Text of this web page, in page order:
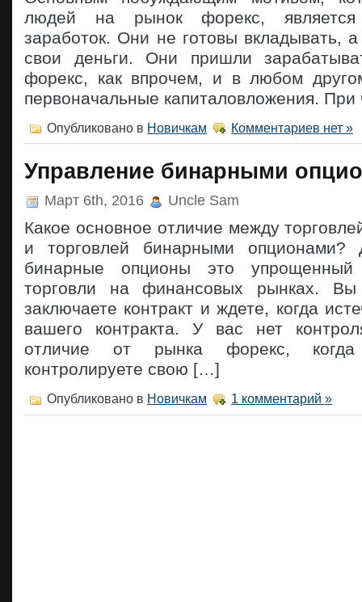
людей на рынок форекс, является
заработок. Они не готовы вкладывать,
свои деньги. Они пришли
форекс, как впрочем, и в любом
первоначальные капиталовложения.
Опубликовано в Новичкам Комментариев нет »
Управление бинарными
Март 6th, 2016 Uncle Sam
Какое основное отличие между
и торговлей бинарными
бинарные опционы это упрощенный
торговли на финансовых рынках. Вы
заключаете контракт и ждете, когда
вашего контракта. У вас нет
отличие от рынка форекс,
контролируете свою […]
Опубликовано в Новичкам 1 комментарий »